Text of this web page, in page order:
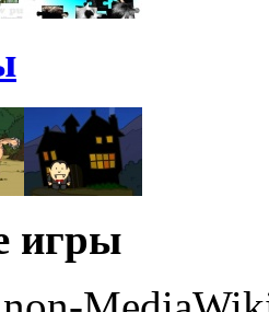
игры